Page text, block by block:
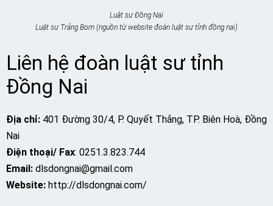
Luật sư Đồng Nai
Luật sư Trảng Bom (nguồn từ website đoàn luật sư tỉnh đồng nai)
Liên hệ đoàn luật sư tỉnh
Đồng Nai
Địa chỉ: 401 Đường 30/4, P. Quyết Thắng, TP. Biên Hoà, Đồng
Nai
Điện thoại/ Fax: 0251.3.823.744
Email: dlsdongnai@gmail.com
Website: http://dlsdongnai.com/